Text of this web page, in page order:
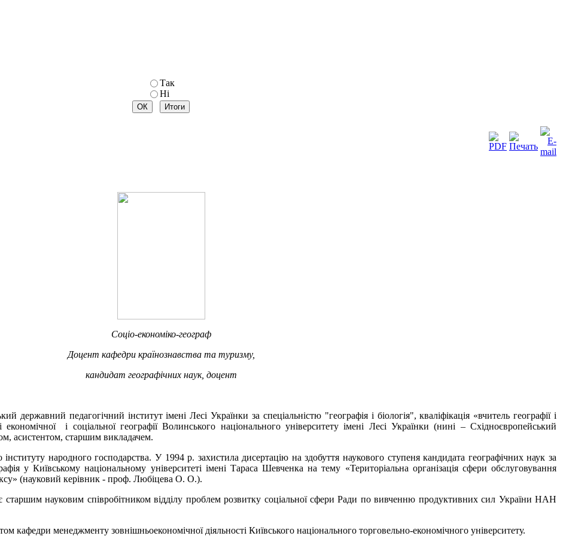
Так
Ні
Соціо-економіко-географ
Доцент кафедри країнознавства та туризму,
кандидат географічних наук, доцент
державний педагогічний інститут імені Лесі Українки за спеціальністю "географія і біологія", кваліфікація «вчитель географії і
і соціальної географії Волинського національного університету імені Лесі Українки (нині – Східноєвропейський
асистентом, старшим викладачем.
народного господарства. У 1994 р. захистила дисертацію на здобуття наукового ступеня кандидата географічних наук за
у Київському національному університеті імені Тараса Шевченка на тему «Територіальна організація сфери обслуговування
(науковий керівник - проф. Любіцева О. О.).
старшим науковим співробітником відділу проблем розвитку соціальної сфери Ради по вивченню продуктивних сил України НАН
кафедри менеджменту зовнішньоекономічної діяльності Київського національного торговельно-економічного університету.